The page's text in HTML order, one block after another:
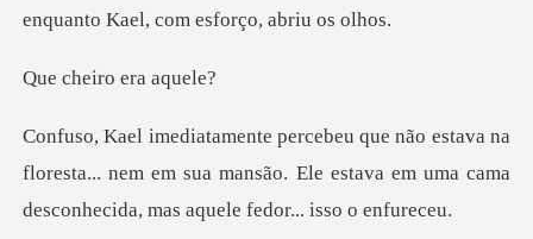
iro era
a
floresta... nem em sua mansão. Ele estava em uma ca